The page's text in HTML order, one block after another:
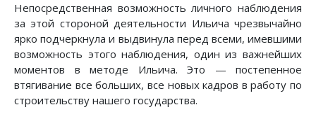
Непосредственная возможность личного наблюдения
за этой стороной деятельности Ильича чрезвычайно
ярко подчеркнула и выдвинула перед всеми, имевшими
возможность этого наблюдения, один из важнейших
моментов в методе Ильича. Это — постепенное
втягивание все больших, все новых кадров в работу по
строительству нашего государства.